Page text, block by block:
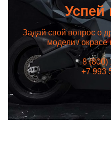
Успей
Задай свой вопрос о
модели /
8 (800)
+7 993